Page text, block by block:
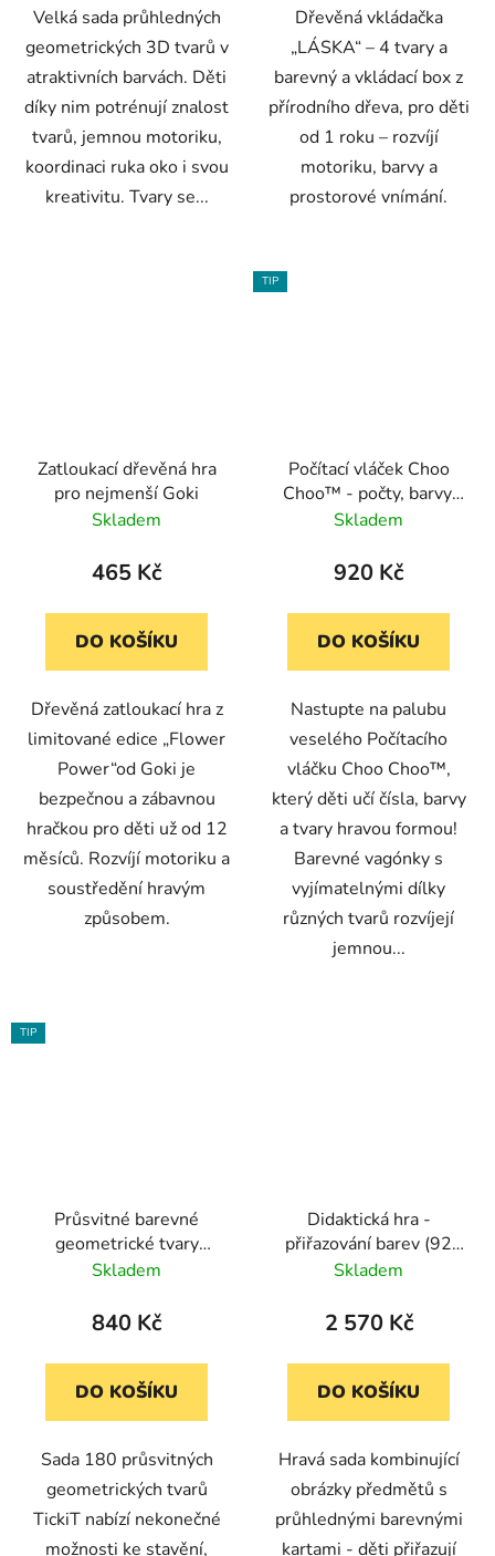
Velká sada průhledných
geometrických 3D tvarů v
atraktivních barvách. Děti
díky nim potrénují znalost
tvarů, jemnou motoriku,
koordinaci ruka oko i svou
kreativitu. Tvary se...
Dřevěná vkládačka
„LÁSKA“ – 4 tvary a
barevný a vkládací box z
přírodního dřeva, pro děti
od 1 roku – rozvíjí
motoriku, barvy a
prostorové vnímání.
Zatloukací dřevěná hra
pro nejmenší Goki
Skladem
465 Kč
DO KOŠÍKU
Dřevěná zatloukací hra z
limitované edice „Flower
Power“od Goki je
bezpečnou a zábavnou
hračkou pro děti už od 12
měsíců. Rozvíjí motoriku a
soustředění hravým
způsobem.
TIP
Počítací vláček Choo
Choo™ - počty, barvy,
tvary
Skladem
920 Kč
DO KOŠÍKU
Nastupte na palubu
veselého Počítacího
vláčku Choo Choo™,
který děti učí čísla, barvy
a tvary hravou formou!
Barevné vagónky s
vyjímatelnými dílky
různých tvarů rozvíjejí
jemnou...
TIP
Průsvitné barevné
geometrické tvary
TickiT (180 ks)
Skladem
840 Kč
DO KOŠÍKU
Sada 180 průsvitných
geometrických tvarů
TickiT nabízí nekonečné
možnosti ke stavění,
Didaktická hra -
přiřazování barev (92
karet)
Skladem
2 570 Kč
DO KOŠÍKU
Hravá sada kombinující
obrázky předmětů s
průhlednými barevnými
kartami - děti přiřazují